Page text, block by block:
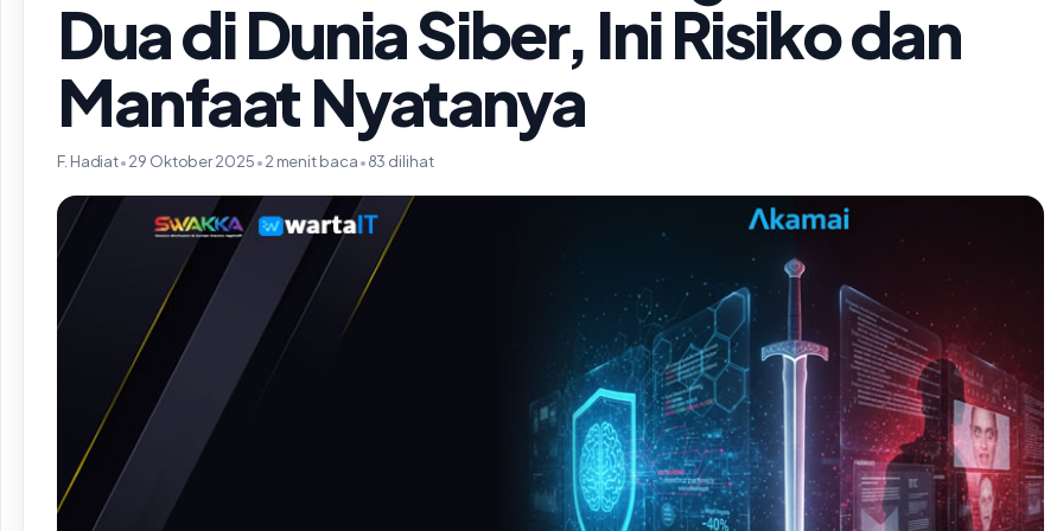
Dua di Dunia Siber, Ini Risiko dan
Manfaat Nyatanya
F. Hadiat•29 Oktober 2025•2 menit baca•83 dilihat